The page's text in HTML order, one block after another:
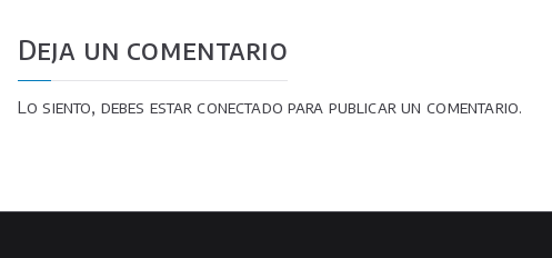
Deja un comentario
Lo siento, debes estarconectado para publicar un comentario.